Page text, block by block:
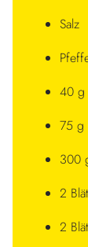
Salz
40 g
75 g
300
2
2